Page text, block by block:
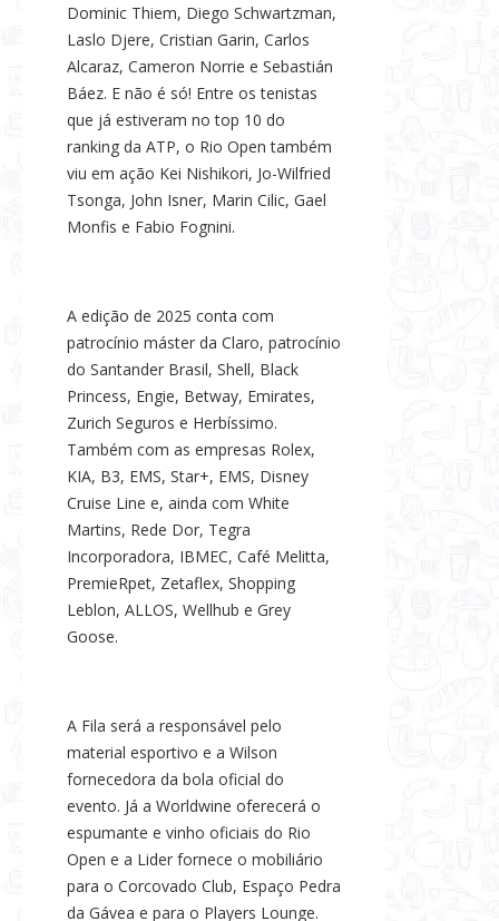
Dominic Thiem, Diego Schwartzman,
Laslo Djere, Cristian Garin, Carlos
Alcaraz, Cameron Norrie e Sebastián
Báez. E não é só! Entre os tenistas
que já estiveram no top 10 do
ranking da ATP, o Rio Open também
viu em ação Kei Nishikori, Jo-Wilfried
Tsonga, John Isner, Marin Cilic, Gael
Monfis e Fabio Fognini.
A edição de 2025 conta com
patrocínio máster da Claro, patrocínio
do Santander Brasil, Shell, Black
Princess, Engie, Betway, Emirates,
Zurich Seguros e Herbíssimo.
Também com as empresas Rolex,
KIA, B3, EMS, Star+, EMS, Disney
Cruise Line e, ainda com White
Martins, Rede Dor, Tegra
Incorporadora, IBMEC, Café Melitta,
PremieRpet, Zetaflex, Shopping
Leblon, ALLOS, Wellhub e Grey
Goose.
A Fila será a responsável pelo
material esportivo e a Wilson
fornecedora da bola oficial do
evento. Já a Worldwine oferecerá o
espumante e vinho oficiais do Rio
Open e a Lider fornece o mobiliário
para o Corcovado Club, Espaço Pedra
da Gávea e para o Players Lounge.